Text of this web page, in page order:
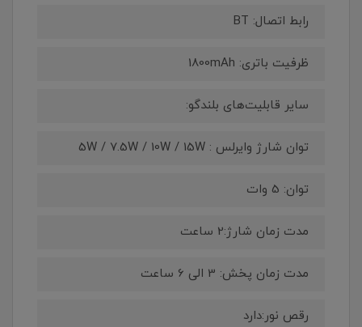
رابط اتصال: BT
ظرفیت باتری: 1800mAh
سایر قابلیت‌های بلندگو:
توان شارژ وایرلس : 5W / 7.5W / 10W / 15W
توان: 5 وات
مدت زمان شارژ:2 ساعت
مدت زمان پخش: 3 الی 6 ساعت
رقص نور:دارد